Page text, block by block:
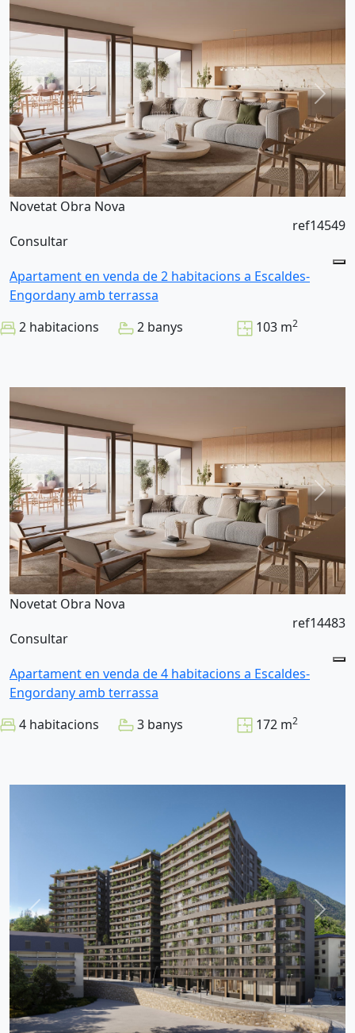
Novetat Obra Nova
Consultar
ref14549
Apartament en venda de 2 habitacions a Escaldes-
Engordany amb terrassa
2 habitacions
2 banys 103 m2
Novetat Obra Nova
Consultar
ref14483
Apartament en venda de 4 habitacions a Escaldes-
Engordany amb terrassa
4 habitacions
3 banys 172 m2